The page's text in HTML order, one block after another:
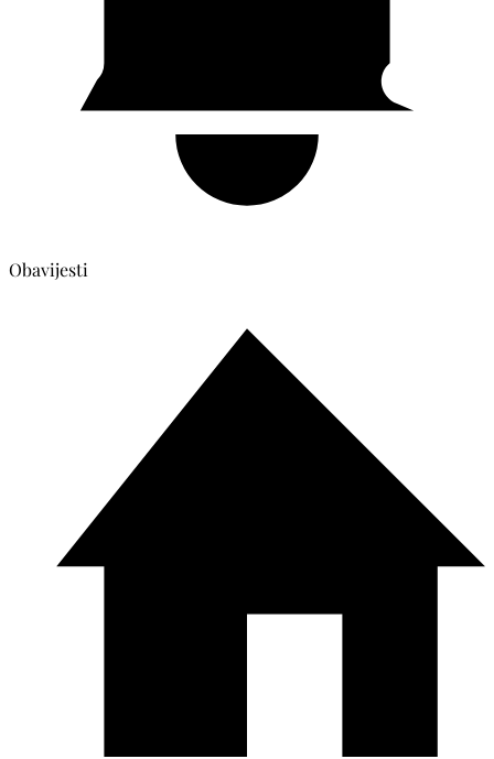
Obavijesti